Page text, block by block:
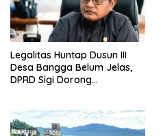
Legalitas Huntap Dusun III
Desa Bangga Belum Jelas,
DPRD Sigi Dorong